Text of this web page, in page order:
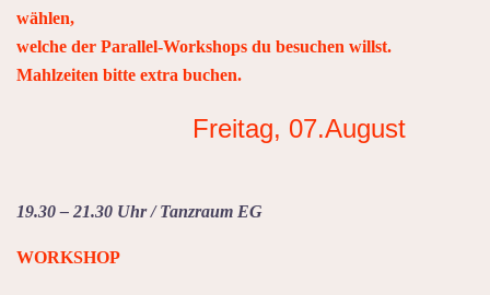
wählen,
welche der Parallel-Workshops du besuchen willst.
Mahlzeiten bitte extra buchen.
Freitag, 07.August
19.30 – 21.30 Uhr / Tanzraum EG
WORKSHOP